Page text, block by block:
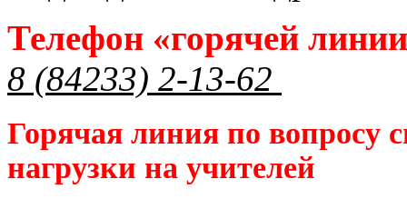
Телефон «горячей
8 (84233) 2-13-62
Горячая линия по вопросу
нагрузки на учителей